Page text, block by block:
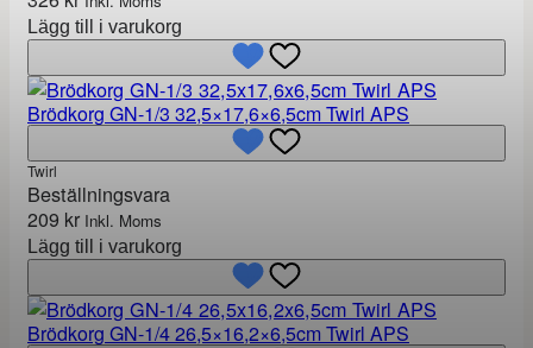
Lägg till i varukorg
Brödkorg GN-1/3 32,5×17,6×6,5cm Twirl APS
Twirl
Beställningsvara
209 kr Inkl. Moms
Lägg till i varukorg
Brödkorg GN-1/4 26,5×16,2×6,5cm Twirl APS